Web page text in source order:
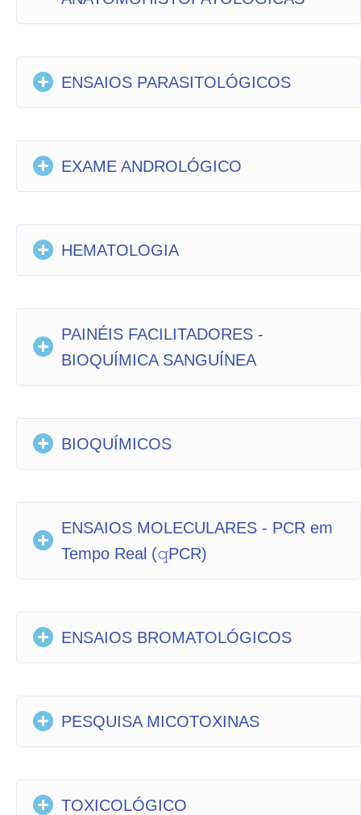
ENSAIOS PARASITOLÓGICOS
EXAME ANDROLÓGICO
HEMATOLOGIA
PAINÉIS FACILITADORES -
BIOQUÍMICA SANGUÍNEA
BIOQUÍMICOS
ENSAIOS MOLECULARES - PCR em
Tempo Real (𝚚PCR)
ENSAIOS BROMATOLÓGICOS
PESQUISA MICOTOXINAS
TOXICOLÓGICO